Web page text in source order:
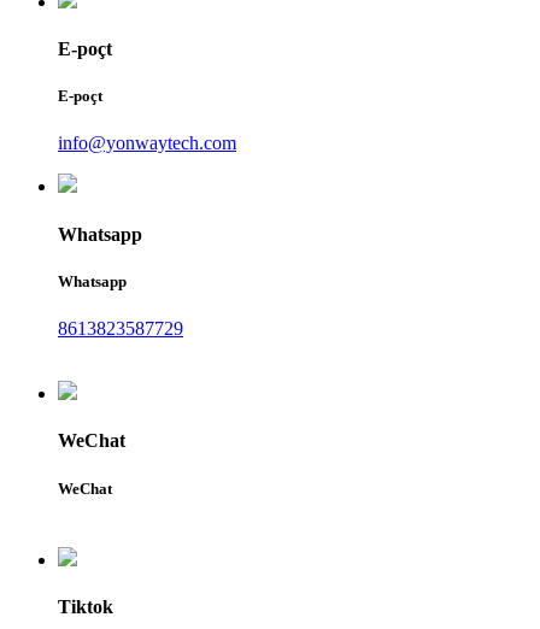
E-poçt
E-poçt
info@yonwaytech.com
Whatsapp
Whatsapp
8613823587729
WeChat
WeChat
Tiktok